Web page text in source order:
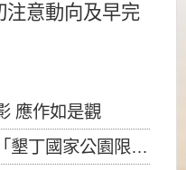
注意動向及早完
應作如是觀
憩活動之種類、範圍、時間及行為」，自即日生效。